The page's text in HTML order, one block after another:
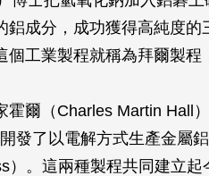
鋁成分，成功獲得高純度
工業製程就稱為拜爾製程
霍爾（Charles Martin Hall
發了以電解方式生產金屬
）。這兩種製程共同建立